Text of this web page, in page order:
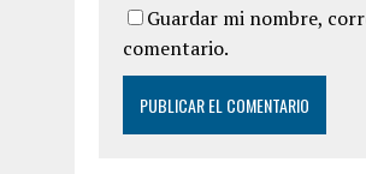
Guardar mi nombre,
comentario.